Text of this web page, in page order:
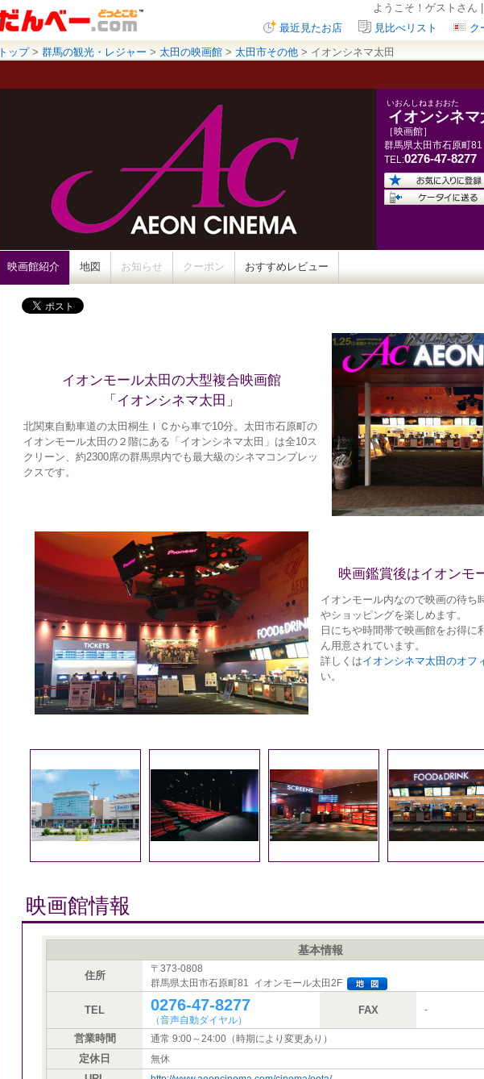
ようこそ！ゲストさん |
ク
見比べリスト
最近見たお店
トップ> 群馬の観光・レジャー > 太田の映画館 > 太田市その他 > イオンシネマ太田
いおんしねまおおた
イオンシネマ
［映画館］
群馬県太田市石原町81
TEL:0276-47-8277
映画館紹介 地図 お知らせ クーポン おすすめレビュー
イオンモール太田の大型複合映画館
「イオンシネマ太田」
北関東自動車道の太田桐生ＩＣから車で10分。太田市石原町の
イオンモール太田の２階にある「イオンシネマ太田」は全10ス
クリーン、約2300席の群馬県内でも最大級のシネマコンプレッ
クスです。
映画鑑賞後はイオンモ
イオンモール内なので映画の待ち
やショッピングを楽しめます。
日にちや時間帯で映画館をお得に
ん用意されています。
詳しくはイオンシネマ太田のオフ
い。
映画館情報
基本情報
住所
〒373-0808
群馬県太田市石原町81 イオンモール太田2F
TEL 0276-47-8277
（音声自動ダイヤル）
FAX -
営業時間 通常 9:00～24:00（時期により変更あり）
定休日 無休